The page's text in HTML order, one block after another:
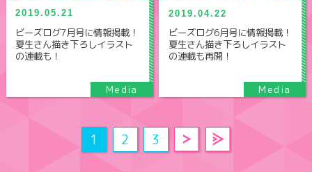
2019.05.21
ビーズログ7月号に情報掲載！
夏生さん描き下ろしイラスト
の連載も！
2019.04.22
ビーズログ6月号に情報掲載！
夏生さん描き下ろしイラスト
の連載も再開！
1 2 3